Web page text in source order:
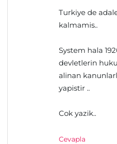
Turkiye de
kalmamis..
System hala
devletlerin
alinan
yapistir ..
Cok yazik..
Cevapla